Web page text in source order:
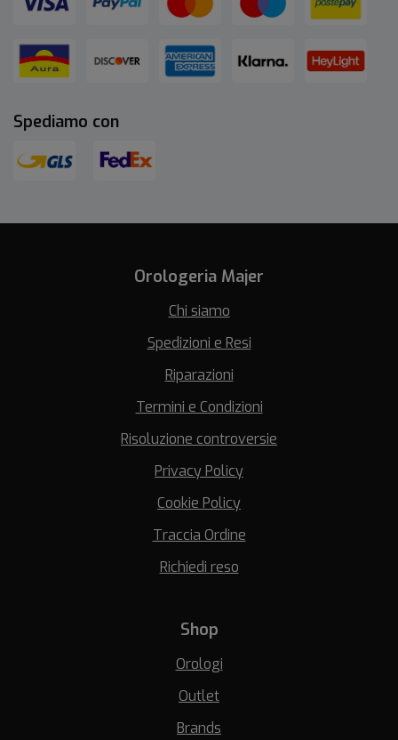
Spediamo con
Orologeria Majer
Chi siamo
Spedizioni e Resi
Riparazioni
Termini e Condizioni
Risoluzione controversie
Privacy Policy
Cookie Policy
Traccia Ordine
Richiedi reso
Shop
Orologi
Outlet
Brands